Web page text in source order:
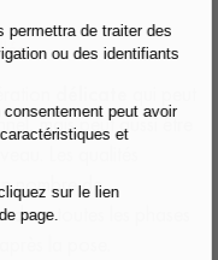
mais peut aussi être
Les qualités
nombre de
toutes les phases
la pose.